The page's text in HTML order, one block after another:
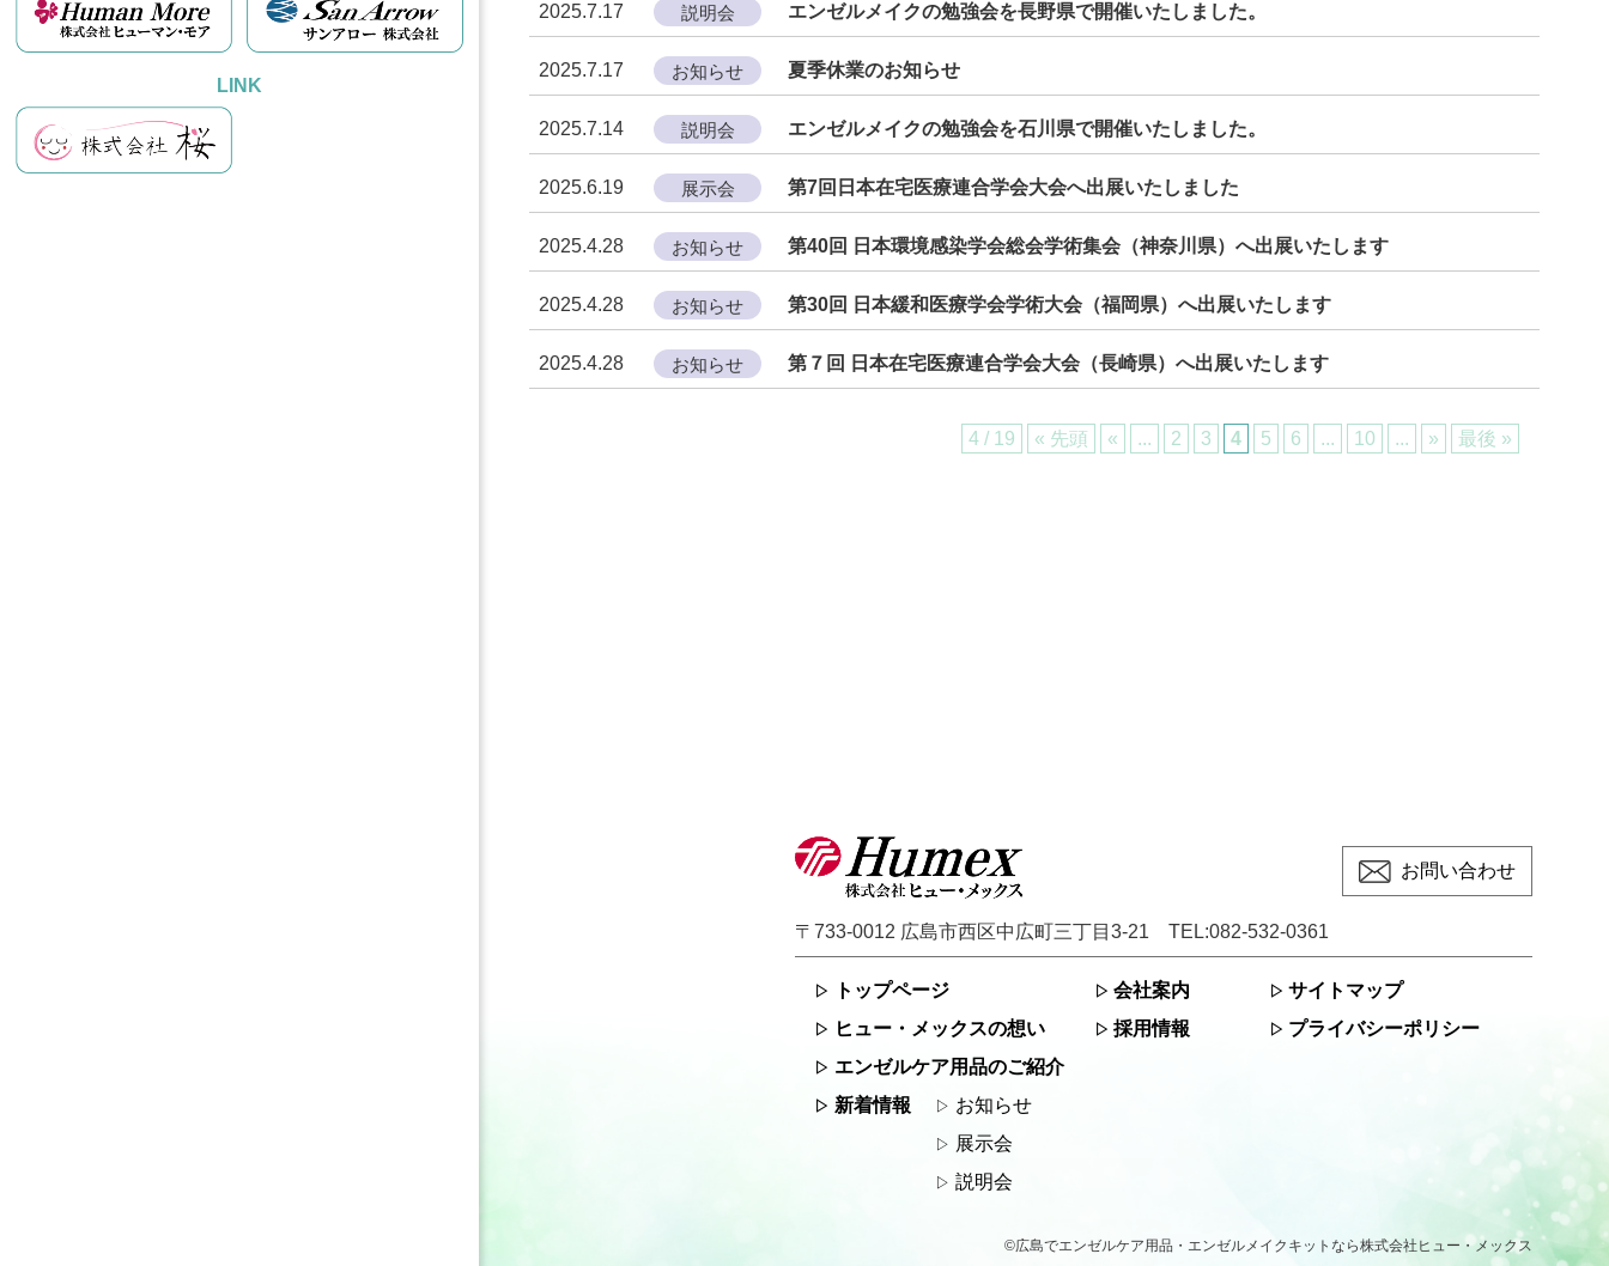
LINK
2025.7.17 説明会 エンゼルメイクの勉強会を長野県で開催いたしました。
2025.7.17 お知らせ 夏季休業のお知らせ
2025.7.14 説明会 エンゼルメイクの勉強会を石川県で開催いたしました。
2025.6.19 展示会 第7回日本在宅医療連合学会大会へ出展いたしました
2025.4.28 お知らせ 第40回 日本環境感染学会総会学術集会（神奈川県）へ出展いたします
2025.4.28 お知らせ 第30回 日本緩和医療学会学術大会（福岡県）へ出展いたします
2025.4.28 お知らせ 第７回 日本在宅医療連合学会大会（長崎県）へ出展いたします
4 / 19 « 先頭 « ... 2 3 4 5 6 ... 10 ... » 最後 »
〒733-0012 広島市西区中広町三丁目3-21 TEL:082-532-0361
お問い合わせ
トップページ
ヒュー・メックスの想い
エンゼルケア用品のご紹介
新着情報
お知らせ
展示会
説明会
会社案内
採用情報
サイトマップ
プライバシーポリシー
©広島でエンゼルケア用品・エンゼルメイクキットなら株式会社ヒュー・メックス